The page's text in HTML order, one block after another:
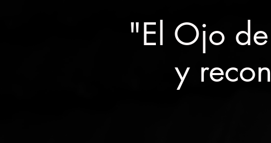
"El Ojo
y